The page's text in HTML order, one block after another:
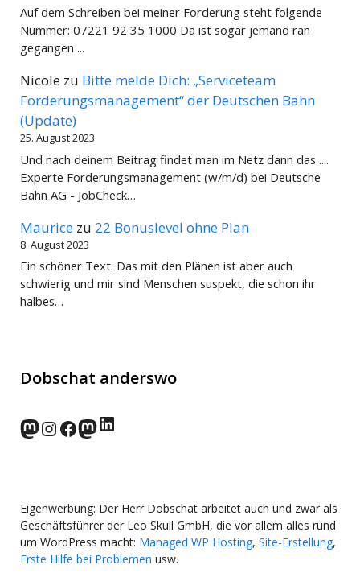
Auf dem Schreiben bei meiner Forderung steht folgende
Nummer: 07221 92 35 1000 Da ist sogar jemand ran
gegangen ...
Nicole zu Bitte melde Dich: „Serviceteam
Forderungsmanagement“ der Deutschen Bahn
(Update)
25. August 2023
Und nach deinem Beitrag findet man im Netz dann das ....
Experte Forderungsmanagement (w/m/d) bei Deutsche
Bahn AG - JobCheck…
Maurice zu 22 Bonuslevel ohne Plan
8. August 2023
Ein schöner Text. Das mit den Plänen ist aber auch
schwierig und mir sind Menschen suspekt, die schon ihr
halbes…
Dobschat anderswo
norden.social
Instagram
Facebook
wp-punks.social
LinkedIn
Eigenwerbung: Der Herr Dobschat arbeitet auch und zwar als
Geschäftsführer der Leo Skull GmbH, die vor allem alles rund
um WordPress macht: Managed WP Hosting, Site-Erstellung,
Erste Hilfe bei Problemen usw.